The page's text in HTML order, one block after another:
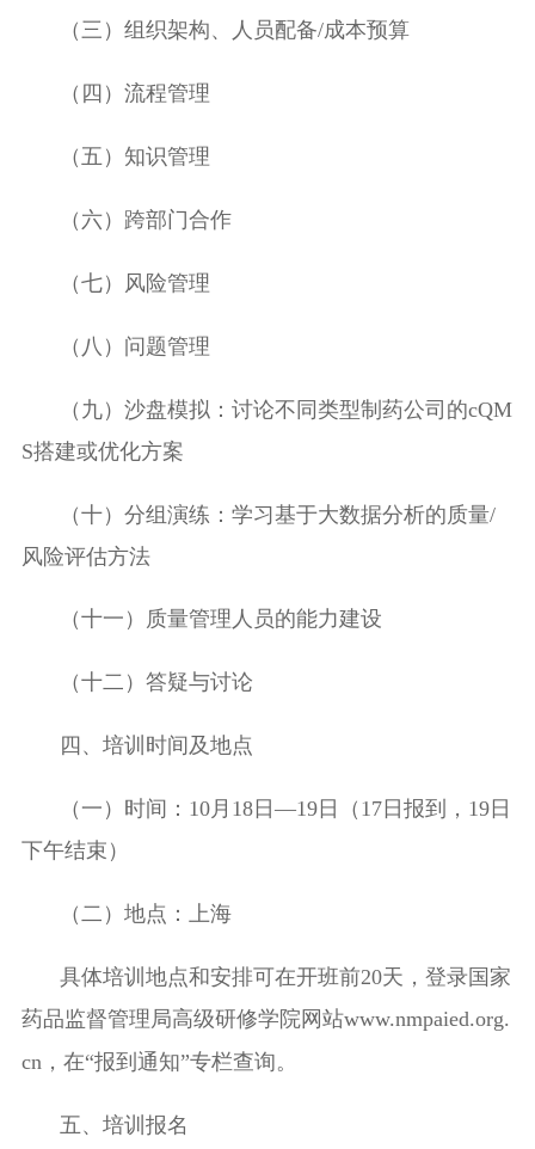
（三）组织架构、人员配备/成本预算
（四）流程管理
（五）知识管理
（六）跨部门合作
（七）风险管理
（八）问题管理
（九）沙盘模拟：讨论不同类型制药公司的cQM
S搭建或优化方案
（十）分组演练：学习基于大数据分析的质量/
风险评估方法
（十一）质量管理人员的能力建设
（十二）答疑与讨论
四、培训时间及地点
（一）时间： 10月 18日—19日（ 17日报到， 19日
下午结束）
（二）地点： 上海
具体培训地点和安排可在开班前20天，登录国家
药品监督管理局高级研修学院网站www.nmpaied.org.
cn ，在“报到通知”专栏查询。
五、培训报名